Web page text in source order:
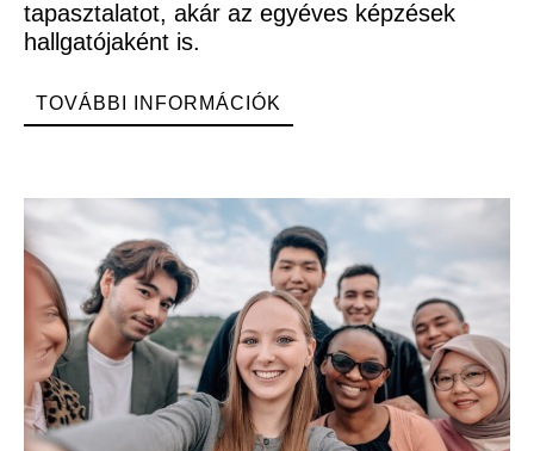
tapasztalatot, akár az egyéves képzések
hallgatójaként is.
TOVÁBBI INFORMÁCIÓK